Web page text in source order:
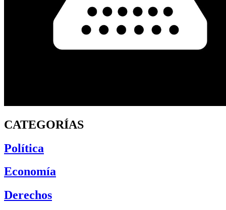
CATEGORÍAS
Política
Economía
Derechos